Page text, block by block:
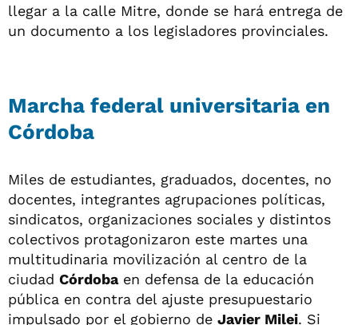
llegar a la calle Mitre, donde se hará entrega de
un documento a los legisladores provinciales.
Marcha federal universitaria en
Córdoba
Miles de estudiantes, graduados, docentes, no
docentes, integrantes agrupaciones políticas,
sindicatos, organizaciones sociales y distintos
colectivos protagonizaron este martes una
multitudinaria movilización al centro de la
ciudad Córdobaen defensa de la educación
pública en contra del ajuste presupuestario
impulsado por el gobierno de Javier Milei. Si